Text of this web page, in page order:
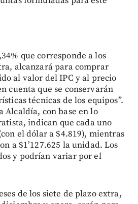
que corresponde a los
alcanzará para comprar
al valor del IPC y al precio
cuenta que se conservarán
técnicas de los equipos”.
Alcaldía, con base en lo
indican que cada uno
el dólar a $4.819), mientras
a $1’127.625 la unidad. Los
y podrían variar por el
de los siete de plazo extra,